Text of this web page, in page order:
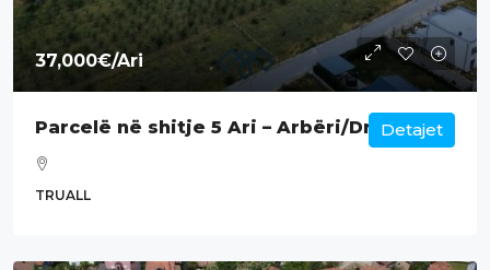
37,000€/Ari
Parcelë në shitje 5 Ari – Arbëri/Dragodan.
TRUALL
Detajet